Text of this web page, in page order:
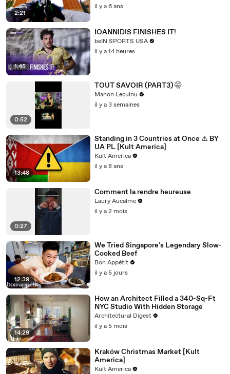
2:21
il y a 6 ans
1:45
IOANNIDIS FINISHES IT!
beIN SPORTS USA
il y a 14 heures
0:52
TOUT SAVOIR (PART3) 🤫
Manon Leculnu
il y a 3 semaines
13:48
Standing in 3 Countries at Once ⚠️ BY
UA PL [Kult America]
Kult America
il y a 8 ans
0:27
Comment la rendre heureuse
Laury Aucalme
il y a 2 mois
12:39
We Tried Singapore's Legendary Slow-
Cooked Beef
Bon Appétit
il y a 5 jours
14:29
How an Architect Filled a 340-Sq-Ft
NYC Studio With Hidden Storage
Architectural Digest
il y a 5 mois
Kraków Christmas Market [Kult
America]
Kult America